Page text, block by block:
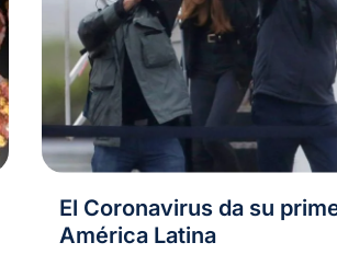
El Coronavirus da su
América Latina